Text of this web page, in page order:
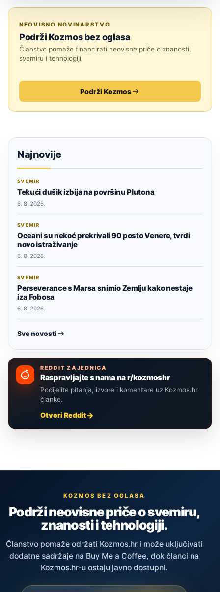
NEOVISNO NOVINARSTVO
Podrži Kozmos bez oglasa
Članstvo pomaže financirati neovisne priče o znanosti,
svemiru i tehnologiji.
Podrži Kozmos
Najnovije
SVEMIR
Tekući dušik izbija na površinu Plutona
6. 8. 2026.
SVEMIR
Oceani su nekoć prekrivali 90 posto Venere, tvrdi
novo istraživanje
6. 8. 2026.
SVEMIR
Perseverance s Marsa snimio Zemlju kako nestaje
iza Fobosa
6. 8. 2026.
Sve novosti
REDDIT ZAJEDNICA
Raspravljajte s nama na r/kozmoshr
Podijelite pitanja, izvore i komentare uz Kozmos.hr
članke.
Otvori Reddit
KOZMOS BEZ OGLASA
Podrži neovisne priče o svemiru,
znanosti i tehnologiji.
Članstvo pomaže održati Kozmos.hr i može uključivati
dodatne sadržaje na Buy Me a Coffee, dok članci na
Kozmos.hr-u ostaju javno dostupni.